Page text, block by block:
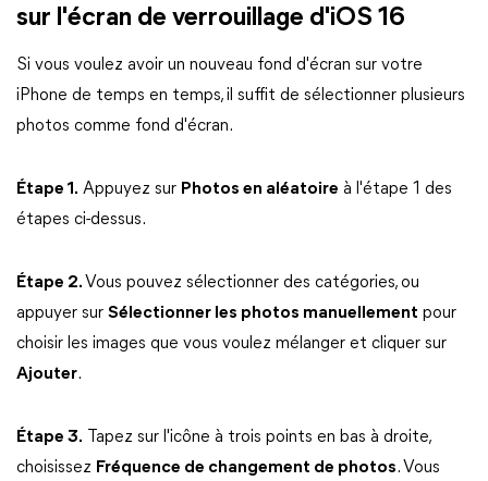
sur l'écran de verrouillage d'iOS 16
Si vous voulez avoir un nouveau fond d'écran sur votre
iPhone de temps en temps, il suffit de sélectionner plusieurs
photos comme fond d'écran.
Étape 1. Appuyez sur Photos en aléatoire à l'étape 1 des
étapes ci-dessus.
Étape 2. Vous pouvez sélectionner des catégories, ou
appuyer sur Sélectionner les photos manuellement pour
choisir les images que vous voulez mélanger et cliquer sur
Ajouter.
Étape 3. Tapez sur l'icône à trois points en bas à droite,
choisissez Fréquence de changement de photos. Vous